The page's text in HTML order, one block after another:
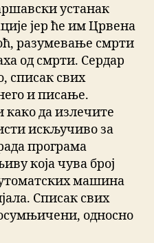
устанак
јер ће им Црвена
разумевање смрти
од смрти. Сердар
списак свих
и писање.
да излечите
искључиво за
програма
која чува број
машина
Списак свих
односно